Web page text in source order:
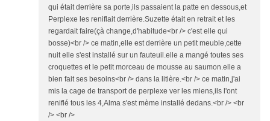
qui était derrière sa porte,ils passaient la patte en dessous,et
Perplexe les reniflait derrière.Suzette était en retrait et les
regardait faire(çà change,d'habitude<br /> c'est elle qui
bosse)<br /> ce matin,elle est derrière un petit meuble,cette
nuit elle s'est installé sur un fauteuil.elle a mangé toutes ses
croquettes et le petit morceau de mousse au saumon.elle a
bien fait ses besoins<br /> dans la litière.<br /> ce matin,j'ai
mis la cage de transport de perplexe ver les miens,ils l'ont
reniflé tous les 4,Alma s'est mème installé dedans.<br /> <br
/> <br />